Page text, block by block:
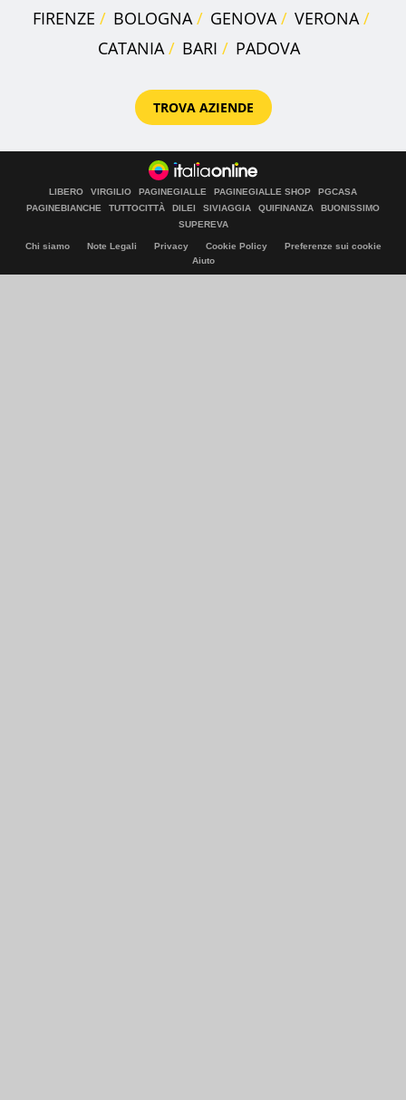
FIRENZE
BOLOGNA GENOVA
VERONA
CATANIA
BARI PADOVA
TROVA AZIENDE
LIBERO VIRGILIO PAGINEGIALLE PAGINEGIALLE SHOP
PGCASA
PAGINEBIANCHE
TUTTOCITTÀ DILEI SIVIAGGIA QUIFINANZA
BUONISSIMO
SUPEREVA
Chi siamo Note Legali Privacy Cookie Policy
Preferenze sui cookie
Aiuto